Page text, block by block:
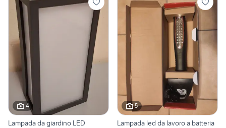
4
Lampada da giardino LED
5
Lampada led da lavoro a batteria